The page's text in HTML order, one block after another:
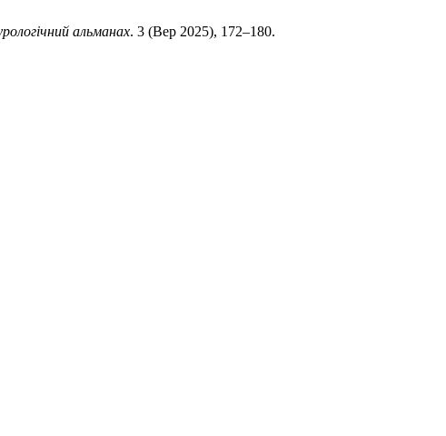
альманах. 3 (Вер 2025), 172–180.